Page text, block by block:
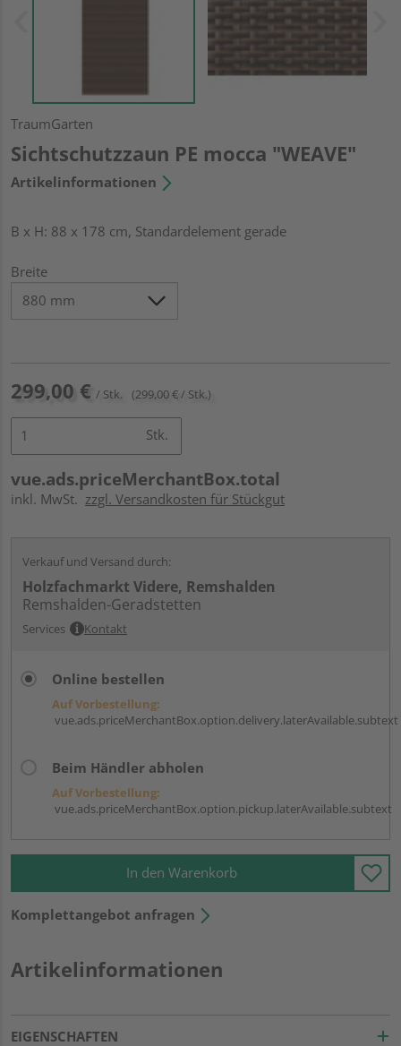
TraumGarten
Sichtschutzzaun PE mocca "WEAVE"
Artikelinformationen
B x H: 88 x 178 cm, Standardelement gerade
Breite
299,00 € / Stk. (299,00 € / Stk.)
Stk.
vue.ads.priceMerchantBox.total
inkl. MwSt. zzgl. Versandkosten für Stückgut
Verkauf und Versand durch:
Holzfachmarkt Videre, Remshalden
Remshalden-Geradstetten
Services Kontakt
Online bestellen
Auf Vorbestellung:
vue.ads.priceMerchantBox.option.delivery.laterAvailable.subtext
Beim Händler abholen
Auf Vorbestellung:
vue.ads.priceMerchantBox.option.pickup.laterAvailable.subtext
In den Warenkorb
Komplettangebot anfragen
Artikelinformationen
EIGENSCHAFTEN